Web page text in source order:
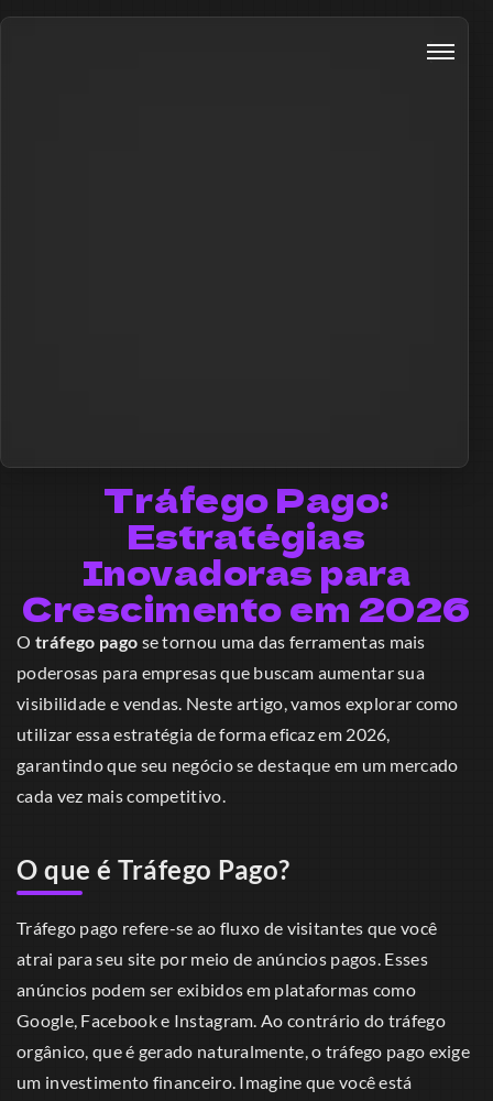
Tráfego Pago:
Estratégias
Inovadoras para
Crescimento em 2026
O tráfego pago se tornou uma das ferramentas mais
poderosas para empresas que buscam aumentar sua
visibilidade e vendas. Neste artigo, vamos explorar como
utilizar essa estratégia de forma eficaz em 2026,
garantindo que seu negócio se destaque em um mercado
cada vez mais competitivo.
O que é Tráfego Pago?
Tráfego pago refere-se ao fluxo de visitantes que você
atrai para seu site por meio de anúncios pagos. Esses
anúncios podem ser exibidos em plataformas como
Google, Facebook e Instagram. Ao contrário do tráfego
orgânico, que é gerado naturalmente, o tráfego pago exige
um investimento financeiro. Imagine que você está